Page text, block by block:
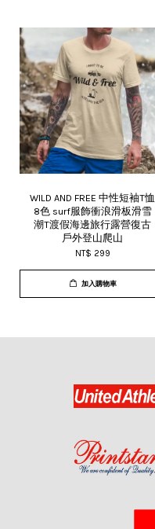
WILD AND FREE 中性短袖T恤
8色 surf服飾衝浪滑板滑雪
潮T渡假海邊旅行露營復古
戶外登山爬山
NT$ 299
加入購物車